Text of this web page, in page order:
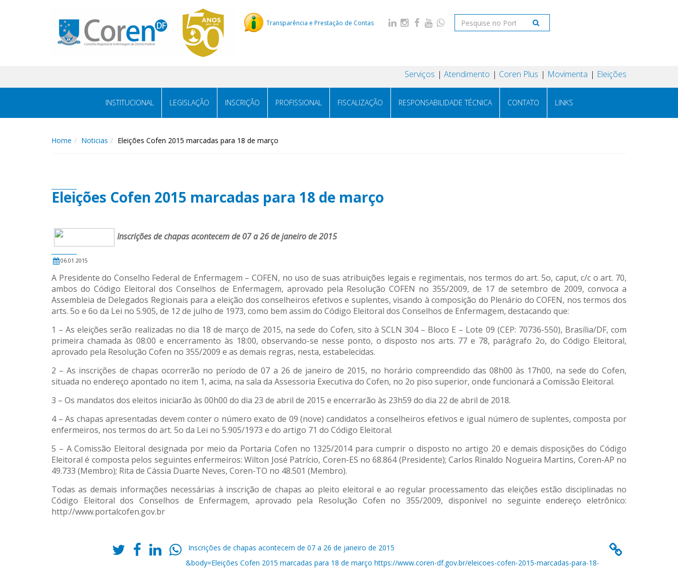
Transparência e Prestação de Contas
Serviços Atendimento Coren Plus Movimenta Eleições
INSTITUCIONAL LEGISLAÇÃO INSCRIÇÃO PROFISSIONAL FISCALIZAÇÃO RESPONSABILIDADE TÉCNICA CONTATO LINKS
Home Noticias Eleições Cofen 2015 marcadas para 18 de março
Eleições Cofen 2015 marcadas para 18 de março
Inscrições de chapas acontecem de 07 a 26 de janeiro de 2015
06.01.2015
A Presidente do Conselho Federal de Enfermagem – COFEN, no uso de suas atribuições legais e regimentais, nos termos do art. 5o, caput, c/c o art. 70,
ambos do Código Eleitoral dos Conselhos de Enfermagem, aprovado pela Resolução COFEN no 355/2009, de 17 de setembro de 2009, convoca a
Assembleia de Delegados Regionais para a eleição dos conselheiros efetivos e suplentes, visando à composição do Plenário do COFEN, nos termos dos
arts. 5o e 6o da Lei no 5.905, de 12 de julho de 1973, como bem assim do Código Eleitoral dos Conselhos de Enfermagem, destacando que:
1 – As eleições serão realizadas no dia 18 de março de 2015, na sede do Cofen, sito à SCLN 304 – Bloco E – Lote 09 (CEP: 70736-550), Brasília/DF, com
primeira chamada às 08:00 e encerramento às 18:00, observando-se nesse ponto, o disposto nos arts. 77 e 78, parágrafo 2o, do Código Eleitoral,
aprovado pela Resolução Cofen no 355/2009 e as demais regras, nesta, estabelecidas.
2 – As inscrições de chapas ocorrerão no período de 07 a 26 de janeiro de 2015, no horário compreendido das 08h00 às 17h00, na sede do Cofen,
situada no endereço apontado no item 1, acima, na sala da Assessoria Executiva do Cofen, no 2o piso superior, onde funcionará a Comissão Eleitoral.
3 – Os mandatos dos eleitos iniciarão às 00h00 do dia 23 de abril de 2015 e encerrarão às 23h59 do dia 22 de abril de 2018.
4 – As chapas apresentadas devem conter o número exato de 09 (nove) candidatos a conselheiros efetivos e igual número de suplentes, composta por
enfermeiros, nos termos do art. 5o da Lei no 5.905/1973 e do artigo 71 do Código Eleitoral.
5 – A Comissão Eleitoral designada por meio da Portaria Cofen no 1325/2014 para cumprir o disposto no artigo 20 e demais disposições do Código
Eleitoral é composta pelos seguintes enfermeiros: Wilton José Patrício, Coren-ES no 68.864 (Presidente); Carlos Rinaldo Nogueira Martins, Coren-AP no
49.733 (Membro); Rita de Cássia Duarte Neves, Coren-TO no 48.501 (Membro).
Todas as demais informações necessárias à inscrição de chapas ao pleito eleitoral e ao regular processamento das eleições estão disciplinadas no
Código Eleitoral dos Conselhos de Enfermagem, aprovado pela Resolução Cofen no 355/2009, disponível no seguinte endereço eletrônico:
http://www.portalcofen.gov.br
Inscrições de chapas acontecem de 07 a 26 de janeiro de 2015
&body=Eleições Cofen 2015 marcadas para 18 de março https://www.coren-df.gov.br/eleicoes-cofen-2015-marcadas-para-18-